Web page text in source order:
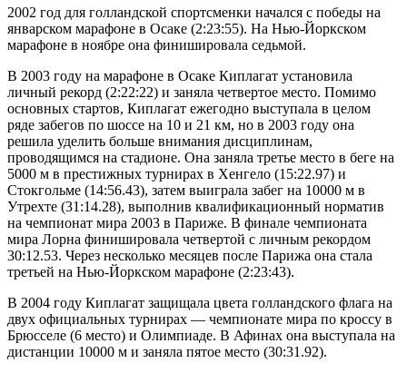
2002 год для голландской спортсменки начался с победы на
январском марафоне в Осаке (2:23:55). На Нью-Йоркском
марафоне в ноябре она финишировала седьмой.
В 2003 году на марафоне в Осаке Киплагат установила
личный рекорд (2:22:22) и заняла четвертое место. Помимо
основных стартов, Киплагат ежегодно выступала в целом
ряде забегов по шоссе на 10 и 21 км, но в 2003 году она
решила уделить больше внимания дисциплинам,
проводящимся на стадионе. Она заняла третье место в беге на
5000 м в престижных турнирах в Хенгело (15:22.97) и
Стокгольме (14:56.43), затем выиграла забег на 10000 м в
Утрехте (31:14.28), выполнив квалификационный норматив
на чемпионат мира 2003 в Париже. В финале чемпионата
мира Лорна финишировала четвертой с личным рекордом
30:12.53. Через несколько месяцев после Парижа она стала
третьей на Нью-Йоркском марафоне (2:23:43).
В 2004 году Киплагат защищала цвета голландского флага на
двух официальных турнирах — чемпионате мира по кроссу в
Брюсселе (6 место) и Олимпиаде. В Афинах она выступала на
дистанции 10000 м и заняла пятое место (30:31.92).